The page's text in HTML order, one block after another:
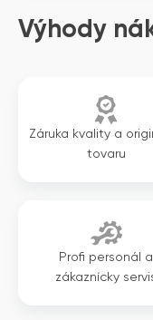
Výhody
Záruka kvality a
tovaru
Profi personál a
zákaznícky